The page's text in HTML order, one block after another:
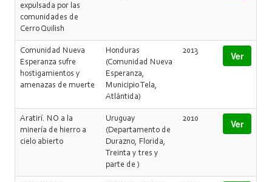
expulsada por las
comunidades de
Cerro Quilish
Comunidad Nueva
Esperanza sufre
hostigamientos y
amenazas de muerte
Honduras
(Comunidad Nueva
Esperanza,
Municipio Tela,
Atlántida)
2013 Ver
Aratirí. NO a la
minería de hierro a
cielo abierto
Uruguay
(Departamento de
Durazno, Florida,
Treinta y tres y
parte de )
2010 Ver